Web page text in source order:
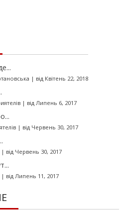
| від Квітень 22, 2018
| від Липень 6, 2017
| від Червень 30, 2017
| від Червень 30, 2017
| від Липень 11, 2017